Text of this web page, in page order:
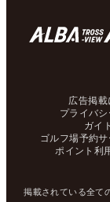
広告掲載
プライバ
ガイ
ゴルフ場予約
ポイント利
掲載されている全て